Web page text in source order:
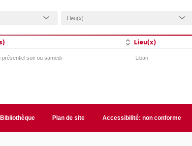
Lieu(x)
présentiel soir ou samedi Liban
Bibliothèque Plan de site Accessibilité: non conforme